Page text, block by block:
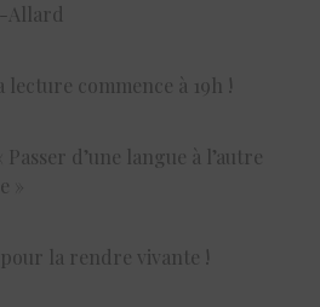
Allard
lecture commence à 19h !
d’une langue à l’autre
la rendre vivante !